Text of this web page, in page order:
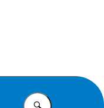
Vul in wat u